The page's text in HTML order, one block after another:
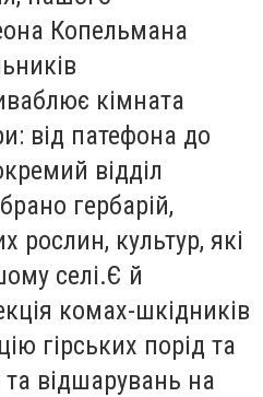
Копельмана
кімната
від патефона до
відділ
гербарій,
рослин, культур, які
селі.Є й
комах-шкідників
гірських порід та
та відшарувань на